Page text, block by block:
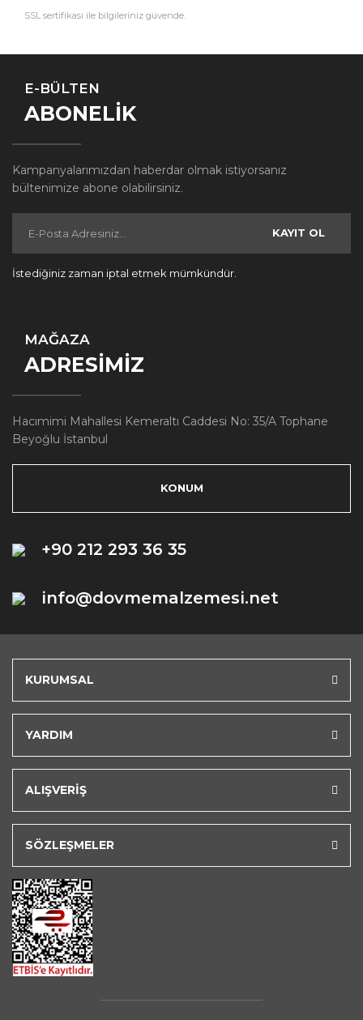
SSL sertifikası ile bilgileriniz güvende.
E-BÜLTEN
ABONELİK
Kampanyalarımızdan haberdar olmak istiyorsanız
bültenimize abone olabilirsiniz.
KAYIT OL
İstediğiniz zaman iptal etmek mümkündür.
MAĞAZA
ADRESİMİZ
Hacımimi Mahallesi Kemeraltı Caddesi No: 35/A Tophane
Beyoğlu İstanbul
KONUM
+90 212 293 36 35
info@dovmemalzemesi.net
KURUMSAL
YARDIM
ALIŞVERİŞ
SÖZLEŞMELER